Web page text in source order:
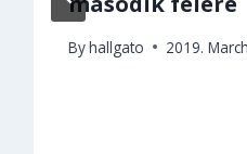
Byhallgato 2019.